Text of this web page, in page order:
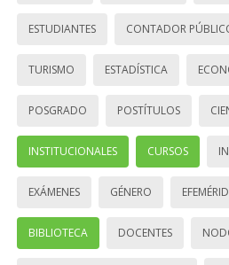
ESTUDIANTES CONTADOR
TURISMO ESTADÍSTICA
POSGRADO POSTÍTULOS
INSTITUCIONALES CURSOS
EXÁMENES GÉNERO
BIBLIOTECA DOCENTES